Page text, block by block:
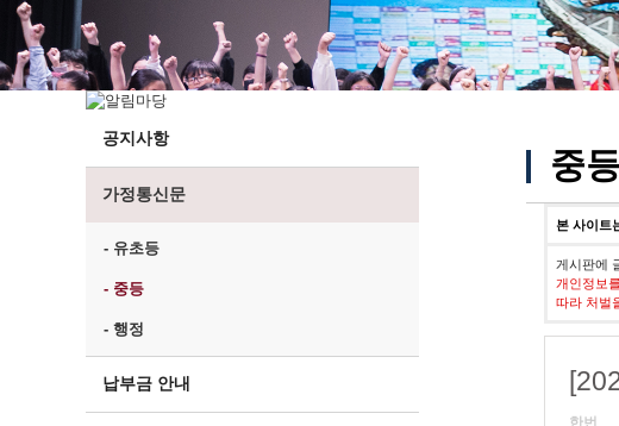
위치/전화
전경사진
공지사항
가정통신문
- 유초등
- 중등
- 행정
납부금 안내
중등
본 사이트
게시판에
개인정보
따라 처벌
한번